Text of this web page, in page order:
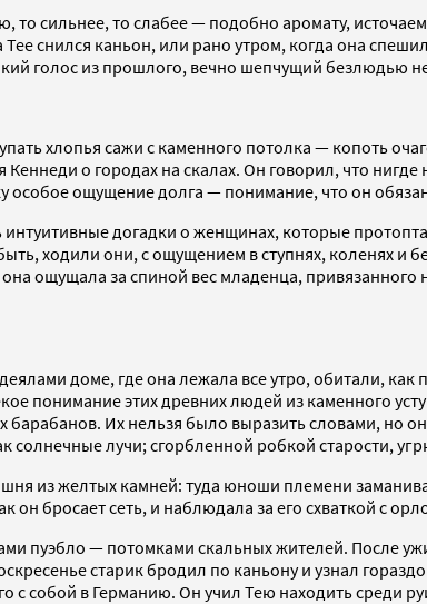
то сильнее, то слабее — подобно аромату,
снился каньон, или рано утром, когда она
голос из прошлого, вечно шепчущий безлюдью
хлопья сажи с каменного потолка — копоть
о городах на скалах. Он говорил, что
ощущение долга — понимание, что он обязан
догадки о женщинах, которые
ходили они, с ощущением в ступнях, коленях
ощущала за спиной вес младенца, привязанного
доме, где она лежала все утро, обитали,
понимание этих древних людей из каменного
Их нельзя было выразить словами, но
лучи; сгорбленной робкой старости,
из желтых камней: туда юноши племени
бросает сеть, и наблюдала за его схваткой с
пуэбло — потомками скальных жителей. После
старик бродил по каньону и узнал
с собой в Германию. Он учил Тею находить